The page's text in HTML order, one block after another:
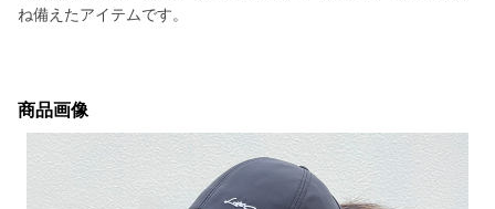
ね備えたアイテムです。
商品画像